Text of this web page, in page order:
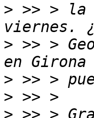
> >> > la
> >> >
>
>
>